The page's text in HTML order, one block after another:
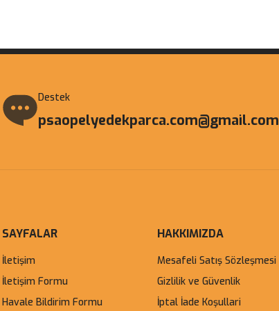
Destek
psaopelyedekparca.com@gmail.com
SAYFALAR
İletişim
İletişim Formu
Havale Bildirim Formu
HAKKIMIZDA
Mesafeli Satış Sözleşmesi
Gizlilik ve Güvenlik
İptal İade Koşullari